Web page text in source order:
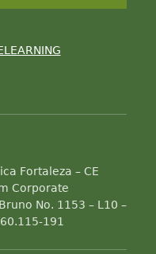
Fortaleza – CE
Corporate
No. 1153 – L10 –
191